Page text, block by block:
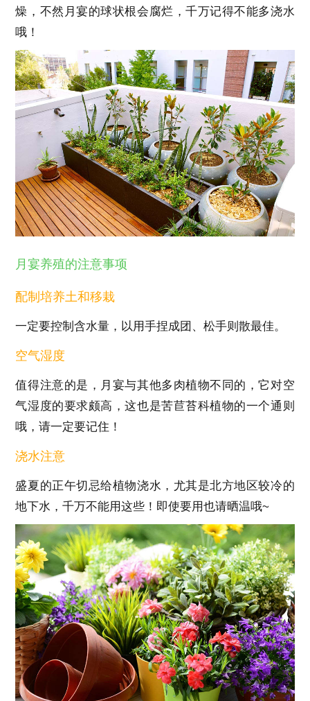
燥，不然月宴的球状根会腐烂，千万记得不能多浇水
哦！
月宴养殖的注意事项
配制培养土和移栽
一定要控制含水量，以用手捏成团、松手则散最佳。
空气湿度
值得注意的是，月宴与其他多肉植物不同的，它对空
气湿度的要求颇高，这也是苦苣苔科植物的一个通则
哦，请一定要记住！
浇水注意
盛夏的正午切忌给植物浇水，尤其是北方地区较冷的
地下水，千万不能用这些！即使要用也请晒温哦~